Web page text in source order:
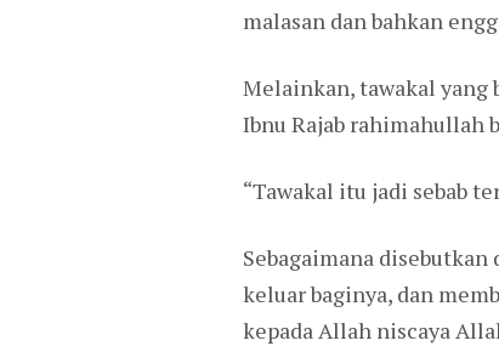
malasan dan bahkan
Melainkan, tawakal yang
Ibnu Rajab rahimahullah
“Tawakal itu jadi sebab
Sebagaimana
keluar baginya, dan
kepada Allah niscaya